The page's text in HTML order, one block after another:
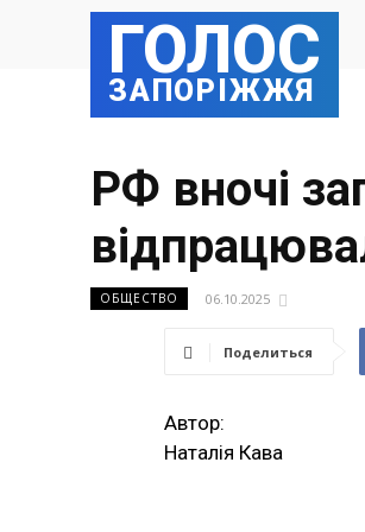
ГОЛОС
ЗАПОРІЖЖЯ
РФ вночі
ОБЩЕСТВО 06.10.2025
Поделиться
Автор:
Наталія Кава